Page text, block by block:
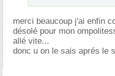
merci beaucoup j'ai enfin
désolé pour mon
allé vite...
donc u on le sais aprés le